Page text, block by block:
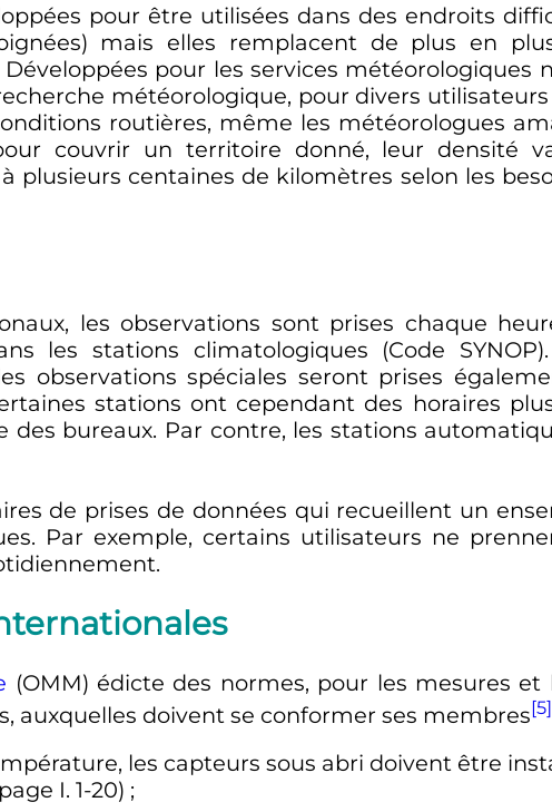
pour être utilisées dans des endroits
mais elles remplacent de plus en
pour les services météorologiques
météorologique, pour divers
routières, même les météorologues
couvrir un territoire donné, leur densité
plusieurs centaines de kilomètres selon les
les observations sont prises chaque
les stations climatologiques (Code
observations spéciales seront prises
stations ont cependant des horaires
bureaux. Par contre, les stations
de prises de données qui recueillent un
Par exemple, certains utilisateurs ne
(OMM) édicte des normes, pour les mesures et
auxquelles doivent se conformer ses membres[5]
les capteurs sous abri doivent être
I. 1-20) ;